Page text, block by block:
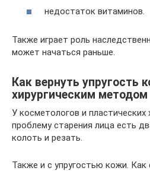
недостаток витаминов.
Также играет роль
может начаться раньше.
Как вернуть упругость
хирургическим методом
У косметологов и пластических
проблему старения лица есть
колоть и резать.
Также и с упругостью кожи.